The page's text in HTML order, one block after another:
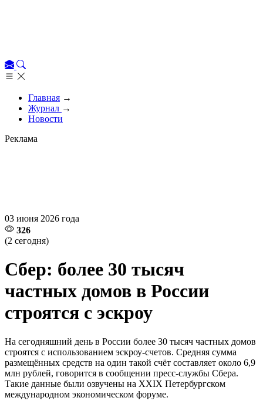
Главная →
Журнал →
Новости
Реклама
03 июня 2026 года
326
(2 сегодня)
Сбер: более 30 тысяч
частных домов в России
строятся с эскроу
На сегодняшний день в России более 30 тысяч частных домов
строятся с использованием эскроу-счетов. Средняя сумма
размещённых средств на один такой счёт составляет около 6,9
млн рублей, говорится в сообщении пресс-службы Сбера.
Такие данные были озвучены на XXIX Петербургском
международном экономическом форуме.